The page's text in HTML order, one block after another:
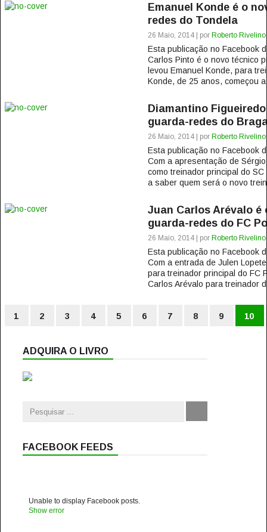
Emanuel Konde é o
redes do Tondela
26 Maio, 2014 | por Roberto Rivelino
Esta publicação no Facebook
Carlos Pinto é o novo técnico
levou Emanuel Konde, para
Konde, de 25 anos, começou
Diamantino
guarda-redes do
26 Maio, 2014 | por Roberto Rivelino
Esta publicação no Facebook
Com a apresentação de
como treinador principal do
a saber quem será o novo
Juan Carlos Arévalo é
guarda-redes do FC
26 Maio, 2014 | por Roberto Rivelino
Esta publicação no Facebook
Com a entrada de Julen
para treinador principal do FC
Carlos Arévalo para treinador
1 2 3 4 5 6 7 8 9 10
ADQUIRA O LIVRO
FACEBOOK FEEDS
Unable to display Facebook posts.
Show error